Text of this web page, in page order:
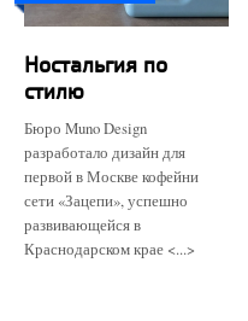
Ностальгия по
стилю
Бюро Muno Design
разработало дизайн для
первой в Москве кофейни
сети «Зацепи», успешно
развивающейся в
Краснодарском крае <...>